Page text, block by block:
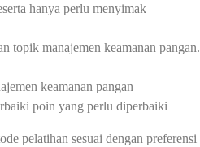
hanya perlu menyimak
topik manajemen keamanan pangan.
keamanan pangan
poin yang perlu diperbaiki
pelatihan sesuai dengan preferensi